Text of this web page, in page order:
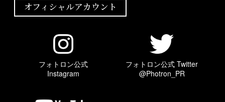
オフィシャルアカウント
フォトロン公式
Instagram
フォトロン公式 Twitter
@Photron_PR